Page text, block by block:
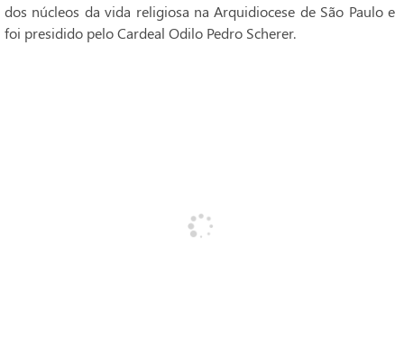
dos núcleos da vida religiosa na Arquidiocese de São Paulo e
foi presidido pelo Cardeal Odilo Pedro Scherer.